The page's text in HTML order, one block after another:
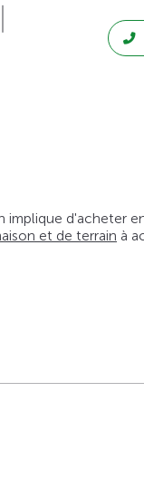
d'acheter
et de terrain à